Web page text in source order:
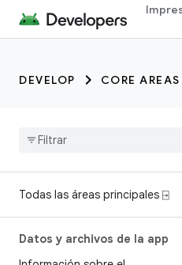
DEVELOP CORE AREAS
Todas las áreas principales ⍈
Datos y archivos de la app